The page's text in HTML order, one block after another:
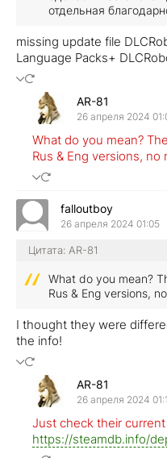
отдельная
missing update file
Language Packs+
AR-81
26 апреля 2024
What do you mean?
Rus & Eng versions,
falloutboy
26 апреля 2024 01:05
Цитата: AR-81
What do you mean?
Rus & Eng versions,
I thought they were
the info!
AR-81
26 апреля 2024
Just check their
https://steamdb.info/